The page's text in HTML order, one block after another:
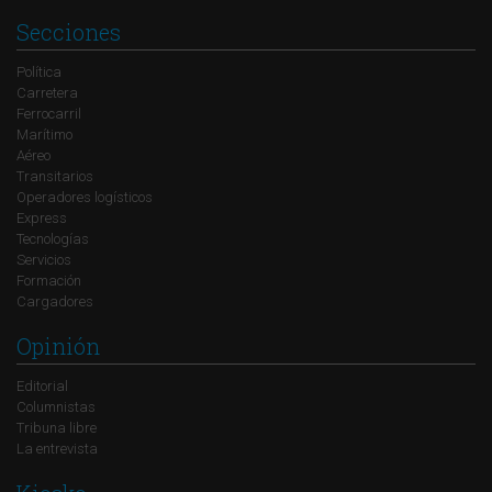
Secciones
Política
Carretera
Ferrocarril
Marítimo
Aéreo
Transitarios
Operadores logísticos
Express
Tecnologías
Servicios
Formación
Cargadores
Opinión
Editorial
Columnistas
Tribuna libre
La entrevista